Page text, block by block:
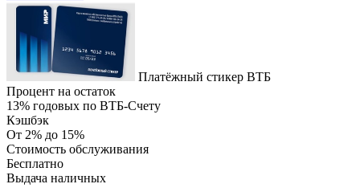
Платёжный стикер ВТБ
Процент на остаток
13% годовых по ВТБ-Счету
Кэшбэк
От 2% до 15%
Стоимость обслуживания
Бесплатно
Выдача наличных